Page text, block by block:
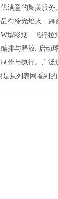
满意的舞美服
有冷光焰火、
型彩烟、飞行
排与释放. 启动
作与执行。广
是从列表网看到的